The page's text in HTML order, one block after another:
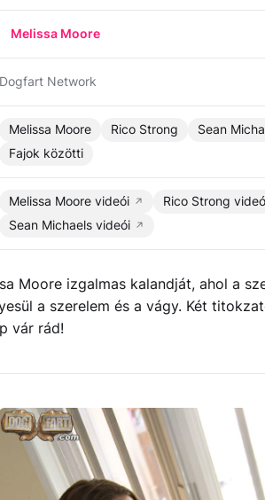
Melissa Moore
Dogfart Network
Melissa Moore Rico Strong Sean
Fajok közötti
Melissa Moore videói
Rico Strong
Sean Michaels videói
Moore izgalmas kalandját, ahol a
a szerelem és a vágy. Két
vár rád!